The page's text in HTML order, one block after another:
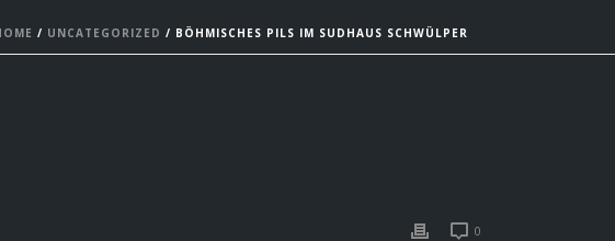
/ UNCATEGORIZED / BÖHMISCHES PILS IM SUDHAUS SCHWÜLPER
0